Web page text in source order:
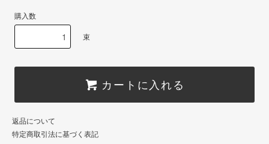
購入数
束
カートに入れる
返品について
特定商取引法に基づく表記